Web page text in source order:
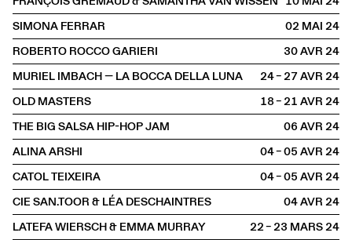
SIMONA FERRAR
02 MAI2024
ROBERTO ROCCO GARIERI
30 AVR2024
MURIEL IMBACH — LA BOCCA DELLA LUNA
24 – 27 AVR2024
OLD MASTERS
18 – 21 AVR2024
THE BIG SALSA HIP-HOP JAM
06 AVR2024
ALINA ARSHI
04 – 05 AVR2024
CATOL TEIXEIRA
04 – 05 AVR2024
CIE SAN.TOOR & LÉA DESCHAINTRES
04 AVR2024
LATEFA WIERSCH & EMMA MURRAY
22 – 23 MARS2024